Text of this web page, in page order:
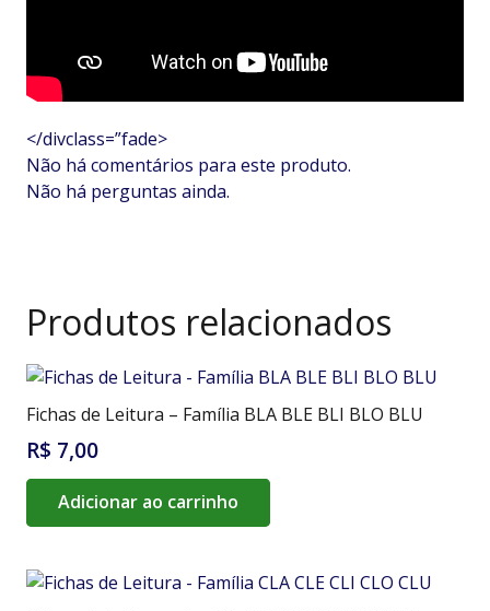
</divclass=”fade>
Não há comentários para este produto.
Não há perguntas ainda.
Produtos relacionados
Fichas de Leitura – Família BLA BLE BLI BLO BLU
R$ 7,00
Adicionar ao carrinho